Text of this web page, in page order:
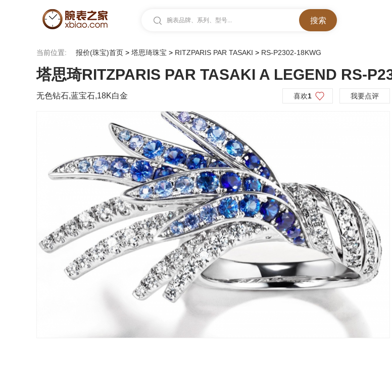
腕表品牌、系列、型号...
当前位置: 报价(珠宝)首页 > 塔思琦珠宝 > RITZPARIS PAR TASAKI > RS-P2302-18KWG
塔思琦RITZPARIS PAR TASAKI A LEGEND RS-
无色钻石,蓝宝石,18K白金 喜欢1 我要点评